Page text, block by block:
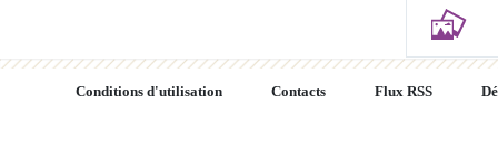
Conditions d'utilisation Contacts Flux RSS